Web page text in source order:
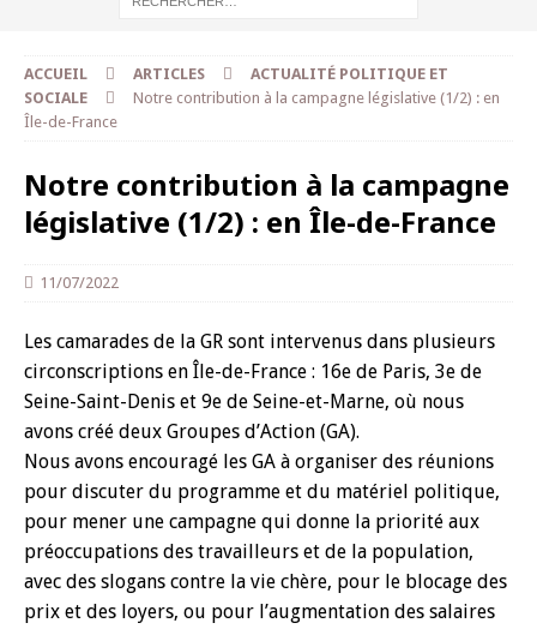
ACCUEIL ARTICLES
ACTUALITÉ POLITIQUE ET
SOCIALE
Notre contribution à la campagne législative (1/2) : en
Île-de-France
Notre contribution à la campagne
législative (1/2) : en Île-de-France
11/07/2022
Les camarades de la GR sont intervenus dans plusieurs
circonscriptions en Île-de-France : 16e de Paris, 3e de
Seine-Saint-Denis et 9e de Seine-et-Marne, où nous
avons créé deux Groupes d’Action (GA).
Nous avons encouragé les GA à organiser des réunions
pour discuter du programme et du matériel politique,
pour mener une campagne qui donne la priorité aux
préoccupations des travailleurs et de la population,
avec des slogans contre la vie chère, pour le blocage des
prix et des loyers, ou pour l’augmentation des salaires